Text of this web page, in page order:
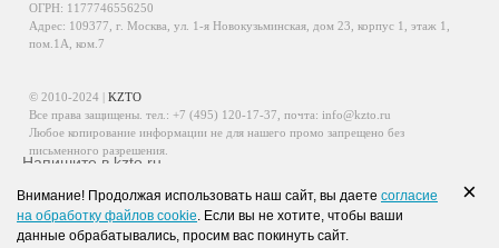
ОГРН: 1177746556250
Адрес: 109377, г. Москва, ул. 1-я Новокузьминская, дом 23, корпус 1, этаж 1,
пом.1А, ком.7
© 2010-2024 |KZTO
Все права защищены. тел.: +7 (495) 120-17-37 , почта: info@kzto.ru
Любое копирование информации не для нашего промо запрещено без
письменного разрешения.
Информация, размещенная на сайте, не является публичной офертой.
Политика обработки персональных данных
Политика конфиденциальности персональных данных
Напишите в kzto.ru
×
Внимание! Продолжая использовать наш сайт, вы даете согласие
на обработку файлов cookie. Если вы не хотите, чтобы ваши
данные обрабатывались, просим вас покинуть сайт.